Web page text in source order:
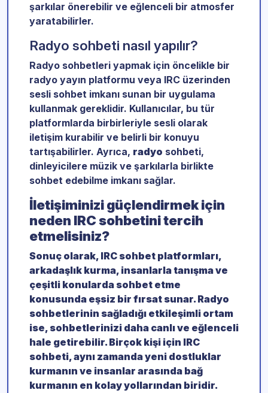
şarkılar önerebilir ve eğlenceli bir atmosfer
yaratabilirler.
Radyo sohbeti nasıl yapılır?
Radyo sohbetleri yapmak için öncelikle bir
radyo yayın platformu veya IRC üzerinden
sesli sohbet imkanı sunan bir uygulama
kullanmak gereklidir. Kullanıcılar, bu tür
platformlarda birbirleriyle sesli olarak
iletişim kurabilir ve belirli bir konuyu
tartışabilirler. Ayrıca, radyo sohbeti,
dinleyicilere müzik ve şarkılarla birlikte
sohbet edebilme imkanı sağlar.
İletişiminizi güçlendirmek için
neden IRC sohbetini tercih
etmelisiniz?
Sonuç olarak, IRC sohbet platformları,
arkadaşlık kurma, insanlarla tanışma ve
çeşitli konularda sohbet etme
konusunda eşsiz bir fırsat sunar.Radyo
sohbetlerinin sağladığı etkileşimli ortam
ise, sohbetlerinizi daha canlı ve eğlenceli
hale getirebilir. Birçok kişi için IRC
sohbeti, aynı zamanda yeni dostluklar
kurmanın ve insanlar arasında bağ
kurmanın en kolay yollarından biridir.